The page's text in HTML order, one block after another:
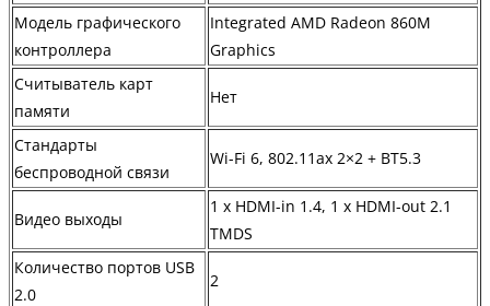
Модель графического
контроллера
Integrated AMD Radeon 860M
Graphics
Считыватель карт
памяти
Нет
Стандарты
беспроводной связи
Wi-Fi 6, 802.11ax 2×2 + BT5.3
Видео выходы
1 x HDMI-in 1.4, 1 x HDMI-out 2.1
TMDS
Количество портов USB
2.0
2